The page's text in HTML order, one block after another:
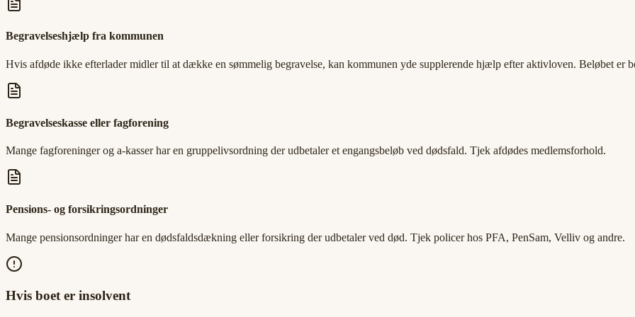
Begravelseshjælp fra kommunen
Hvis afdøde ikke efterlader midler til at dække en sømmelig begravelse, kan kommunen yde supplerende hjælp efter aktivloven. Beløbet er
Begravelseskasse eller fagforening
Mange fagforeninger og a-kasser har en gruppelivsordning der udbetaler et engangsbeløb ved dødsfald. Tjek afdødes medlemsforhold.
Pensions- og forsikringsordninger
Mange pensionsordninger har en dødsfaldsdækning eller forsikring der udbetaler ved død. Tjek policer hos PFA, PenSam, Velliv og andre.
Hvis boet er insolvent